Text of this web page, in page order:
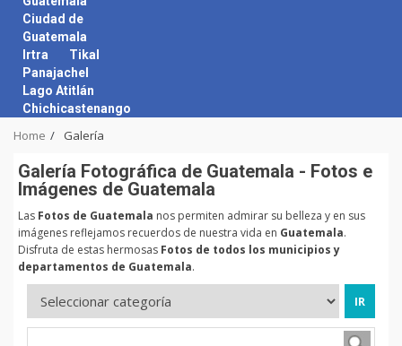
Ciudad de
Guatemala
Irtra
Tikal
Panajachel
Lago Atitlán
Chichicastenango
Home Galería
Galerí­a Fotográfica de Guatemala - Fotos e
Imágenes de Guatemala
Las Fotos de Guatemala nos permiten admirar su belleza y en sus
imágenes reflejamos recuerdos de nuestra vida en Guatemala.
Disfruta de estas hermosas Fotos de todos los municipios y
departamentos de Guatemala.